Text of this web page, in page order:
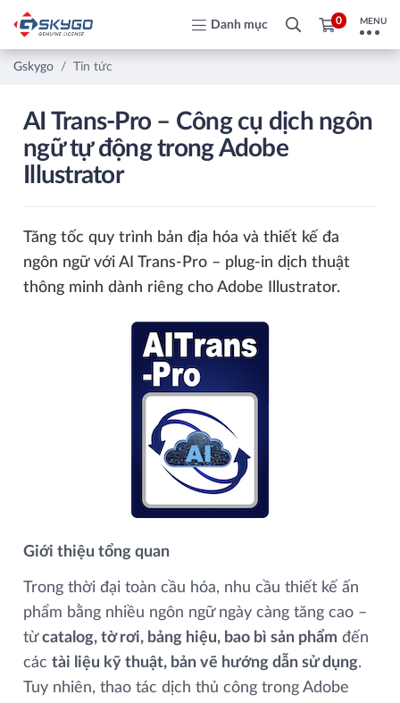
Danh mục 0 MENU
Gskygo Tin tức
AI Trans‑Pro – Công cụ dịch ngôn
ngữ tự động trong Adobe
Illustrator
Tăng tốc quy trình bản địa hóa và thiết kế đa
ngôn ngữ với AI Trans‑Pro – plug-in dịch thuật
thông minh dành riêng cho Adobe Illustrator.
Giới thiệu tổng quan
Trong thời đại toàn cầu hóa, nhu cầu thiết kế ấn
phẩm bằng nhiều ngôn ngữ ngày càng tăng cao –
từcatalog, tờ rơi, bảng hiệu, bao bì sản phẩm đến
các tài liệu kỹ thuật, bản vẽ hướng dẫn sử dụng.
Tuy nhiên, thao tác dịch thủ công trong Adobe